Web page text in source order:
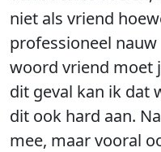
niet als vriend
professioneel
woord vriend moet
dit geval kan ik dat
dit ook hard aan.
mee, maar vooral